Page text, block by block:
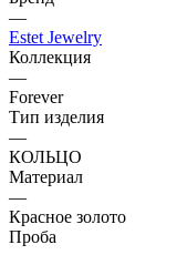
—
Estet Jewelry
Коллекция
—
Forever
Тип изделия
—
КОЛЬЦО
Материал
—
Красное золото
Проба